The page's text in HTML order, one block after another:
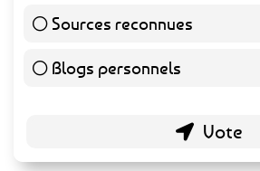
Sources reconnues
Blogs personnels